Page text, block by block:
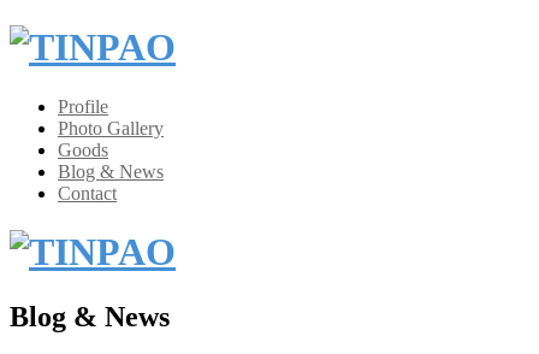
Profile
Photo Gallery
Goods
Blog & News
Contact
Blog & News